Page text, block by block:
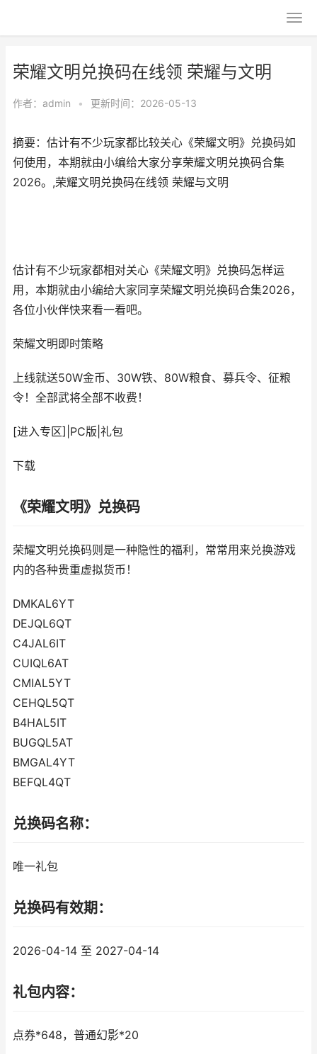
荣耀文明兑换码在线领 荣耀与文明
作者： admin • 更新时间：2026-05-13
摘要：估计有不少玩家都比较关心《荣耀文明》兑换码如
何使用，本期就由小编给大家分享荣耀文明兑换码合集
2026。,荣耀文明兑换码在线领 荣耀与文明
估计有不少玩家都相对关心《荣耀文明》兑换码怎样运
用，本期就由小编给大家同享荣耀文明兑换码合集2026，
各位小伙伴快来看一看吧。
荣耀文明即时策略
上线就送50W金币、30W铁、80W粮食、募兵令、征粮
令！全部武将全部不收费！
[进入专区] PC版 礼包
下载
《荣耀文明》兑换码
荣耀文明兑换码则是一种隐性的福利，常常用来兑换游戏
内的各种贵重虚拟货币！
DMKAL6YT
DEJQL6QT
C4JAL6IT
CUIQL6AT
CMIAL5YT
CEHQL5QT
B4HAL5IT
BUGQL5AT
BMGAL4YT
BEFQL4QT
兑换码名称：
唯一礼包
兑换码有效期：
2026-04-14 至 2027-04-14
礼包内容：
点券*648，普通幻影*20